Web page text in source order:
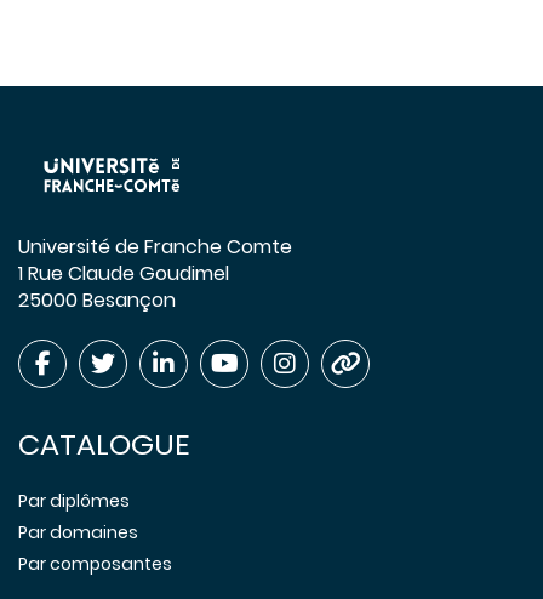
Université de Franche Comte
1 Rue Claude Goudimel
25000 Besançon
CATALOGUE
Par diplômes
Par domaines
Par composantes